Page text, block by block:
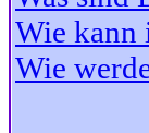
Wie kann
Wie